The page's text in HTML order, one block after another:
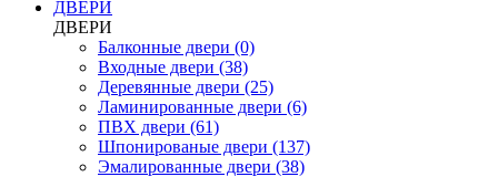
ДВЕРИ
ДВЕРИ
Балконные двери (0)
Входные двери (38)
Деревянные двери (25)
Ламинированные двери (6)
ПВХ двери (61)
Шпонированые двери (137)
Эмалированные двери (38)